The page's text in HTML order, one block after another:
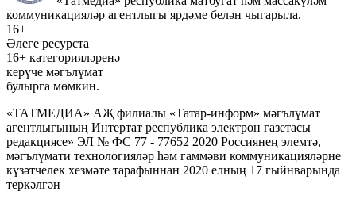
коммуникацияләр агентлыгы ярдәме белән чыгарыла.
16+
Әлеге ресурста
16+ категорияләренә
керүче мәгълүмат
булырга мөмкин.
«ТАТМЕДИА» АҖ филиалы «Татар-информ» мәгълүмат
агентлыгының Интертат республика электрон газетасы
редакциясе» ЭЛ № ФС 77 - 77652 2020 Россиянең элемтә,
мәгълүмати технологияләр һәм гаммәви коммуникацияләрне
күзәтчелек хезмәте тарафыннан 2020 елның 17 гыйнварында
теркәлгән